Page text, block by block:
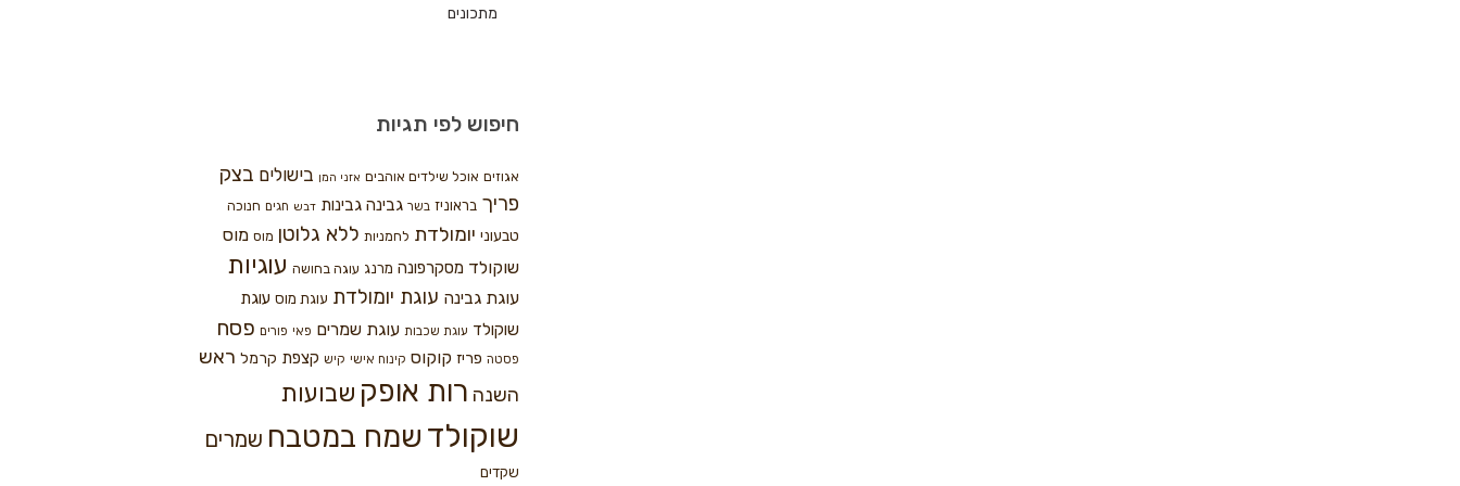
מתכונים
חיפוש לפי תגיות
אגוזים אוכל שילדים אוהבים אזני המן בישולים בצק
פריך בראוניז בשר גבינה גבינות דבש חגים חנוכה
טבעוני יומולדת לחמניות ללא גלוטן מוס מוס
שוקולד מסקרפונה מרנג עוגה בחושה עוגיות
עוגת גבינה עוגת יומולדת עוגת מוס עוגת
שוקולד עוגת שכבות עוגת שמרים פאי פורים פסח
פסטה פריז קוקוס קינוח אישי קיש קצפת קרמל ראש
השנה רות אופק שבועות
שוקולד שמח במטבח שמרים
שקדים